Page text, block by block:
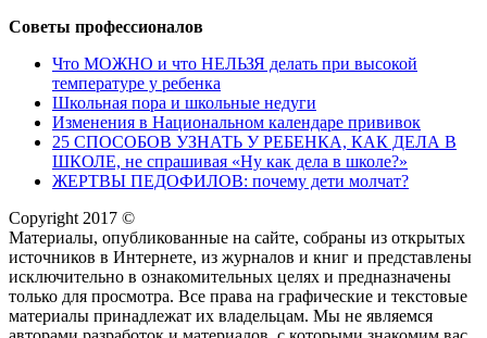
Советы профессионалов
Что МОЖНО и что НЕЛЬЗЯ делать при высокой
температуре у ребенка
Школьная пора и школьные недуги
Изменения в Национальном календаре прививок
25 СПОСОБОВ УЗНАТЬ У РЕБЕНКА, КАК ДЕЛА В
ШКОЛЕ, не спрашивая «Ну как дела в школе?»
ЖЕРТВЫ ПЕДОФИЛОВ: почему дети молчат?
Copyright 2017 ©
Материалы, опубликованные на сайте, собраны из открытых
источников в Интернете, из журналов и книг и представлены
исключительно в ознакомительных целях и предназначены
только для просмотра. Все права на графические и текстовые
материалы принадлежат их владельцам. Мы не являемся